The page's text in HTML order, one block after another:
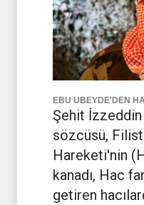
EBU UBEYDE'DEN
Şehit İzzeddin
sözcüsü,
Hareketi'nin
kanadı, Hac
getiren